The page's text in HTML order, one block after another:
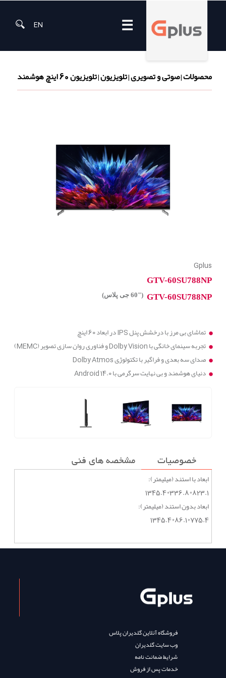
☰
EN
محصولات|صوتی و تصویری|تلویزیون|تلویزیون 60 اینچ هوشمند
Gplus
GTV-60SU788NP
GTV-60SU788NP ("60 جی پلاس)
تماشای بی مرز با درخشش پنل IPS در ابعاد 60 اینچ
تجربه سینمای خانگی با Dolby Vision و فناوری روان سازی تصویر (MEMC)
صدای سه بعدی و فراگیر با تکتولوژِی Dolby Atmos
دنیای هوشمند و بی نهایت سرگرمی با Android 14.0
خصوصیات مشخصه های فنی
ابعاد با استند (میلیمتر):
823.1*336.8*1345.4
ابعاد بدون استند (میلیمتر):
775.4*86.1*1345.4
فروشگاه آنلاین گلدیران پلاس
وب سایت گلدیران
شرایط ضمانت نامه
خدمات پس از فروش